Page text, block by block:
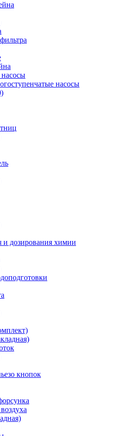
насосы
и дозирования химии
кнопок